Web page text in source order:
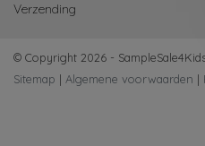
Verzending
© Copyright 2026 -
Sitemap | Algemene voorwaarden |